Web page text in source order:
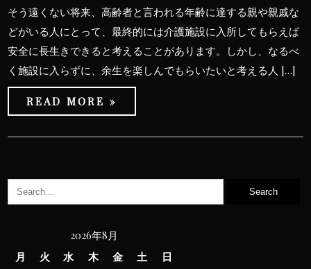
そう遠くない将来、高齢者と言われる年齢に達する親や親戚な
どがいる人にとって、最終的には介護施設に入所してもらえば
安全に長生きできると考えることがあります。しかし、なるべ
く施設に入らずに、余生を楽しんでもらいたいと考える人 […]
READ MORE »
2026年8月
月
火 水 木 金 土
日